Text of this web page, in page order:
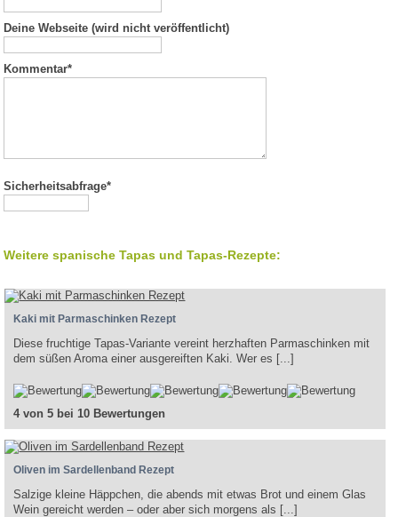
Deine Webseite (wird nicht veröffentlicht)
Kommentar*
Sicherheitsabfrage*
Weitere spanische Tapas und Tapas-Rezepte:
Kaki mit Parmaschinken Rezept
Diese fruchtige Tapas-Variante vereint herzhaften Parmaschinken mit
dem süßen Aroma einer ausgereiften Kaki. Wer es [...]
4 von 5 bei 10 Bewertungen
Oliven im Sardellenband Rezept
Salzige kleine Häppchen, die abends mit etwas Brot und einem Glas
Wein gereicht werden – oder aber sich morgens als [...]